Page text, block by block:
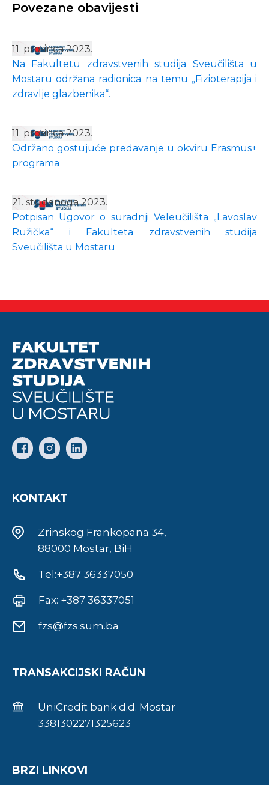
Povezane obavijesti
11. prosinca 2023.
Na Fakultetu zdravstvenih studija Sveučilišta u
Mostaru održana radionica na temu „Fizioterapija i
zdravlje glazbenika“.
11. prosinca 2023.
Održano gostujuće predavanje u okviru Erasmus+
programa
21. studenoga 2023.
Potpisan Ugovor o suradnji Veleučilišta „Lavoslav
Ružička“ i Fakulteta zdravstvenih studija
Sveučilišta u Mostaru
KONTAKT
Zrinskog Frankopana 34,
88000 Mostar, BiH
Tel:+387 36337050
Fax: +387 36337051
fzs@fzs.sum.ba
TRANSAKCIJSKI RAČUN
UniCredit bank d.d. Mostar
3381302271325623
BRZI LINKOVI